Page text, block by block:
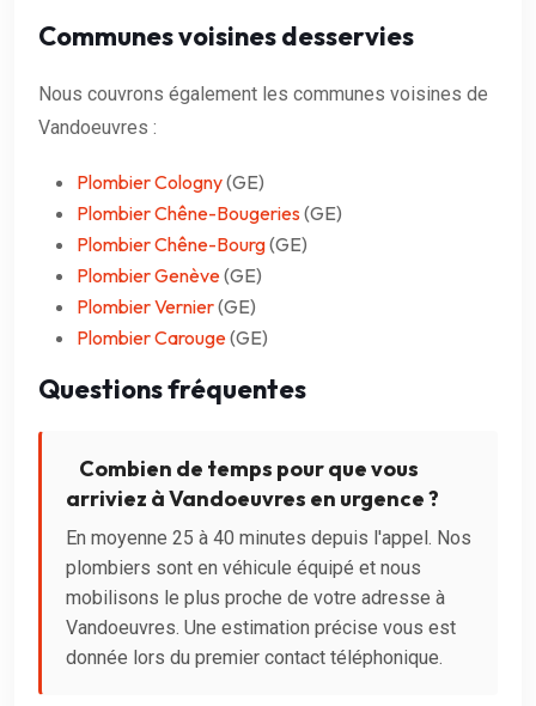
Communes voisines desservies
Nous couvrons également les communes voisines de
Vandoeuvres :
Plombier Cologny(GE)
Plombier Chêne-Bougeries(GE)
Plombier Chêne-Bourg(GE)
Plombier Genève(GE)
Plombier Vernier(GE)
Plombier Carouge(GE)
Questions fréquentes
Combien de temps pour que vous
arriviez à Vandoeuvres en urgence ?
En moyenne 25 à 40 minutes depuis l'appel. Nos
plombiers sont en véhicule équipé et nous
mobilisons le plus proche de votre adresse à
Vandoeuvres. Une estimation précise vous est
donnée lors du premier contact téléphonique.